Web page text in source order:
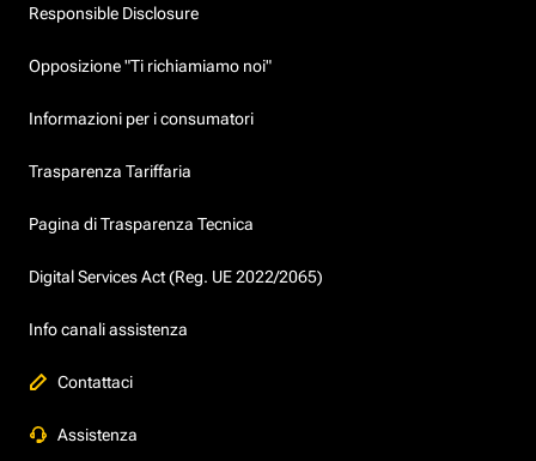
Responsible Disclosure
Opposizione "Ti richiamiamo noi"
Informazioni per i consumatori
Trasparenza Tariffaria
Pagina di Trasparenza Tecnica
Digital Services Act (Reg. UE 2022/2065)
Info canali assistenza
Contattaci
Assistenza